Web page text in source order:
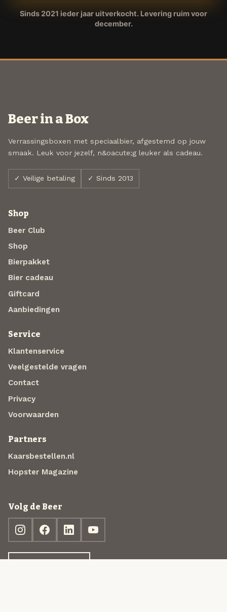
Sinds 2021 ieder jaar uitverkocht. Levering ruim voor
december.
Beer in a Box
Verrassingsboxen met speciaalbier, afgestemd op jouw
smaak. Leuk voor jezelf, n&oacute;g leuker als cadeau.
✓ Veilige betaling ✓ Sinds 2013
Shop
Beer Club
Shop
Bierpakket
Bier cadeau
Giftcard
Aanbiedingen
Service
Klantenservice
Veelgestelde vragen
Contact
Privacy
Voorwaarden
Partners
Kaarsbestellen.nl
Hopster Magazine
Volg de Beer